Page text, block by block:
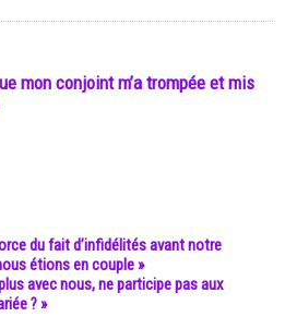
mon conjoint m’a trompée et mis
du fait d’infidélités avant notre
étions en couple »
avec nous, ne participe pas aux
? »